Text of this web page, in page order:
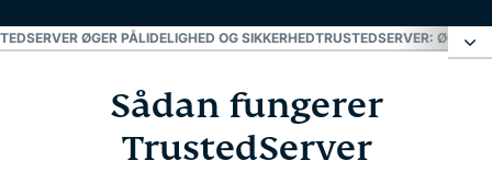
ØGER PÅLIDELIGHED OG SIKKERHEDTRUSTEDSERVER: ØGER
Sådan fungerer TrustedServer
Fjerner risici ved harddiske
Sådan fungerer
TrustedServer